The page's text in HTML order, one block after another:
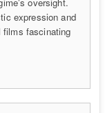
expression and
fascinating